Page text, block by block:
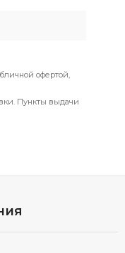
офертой,
Пункты выдачи